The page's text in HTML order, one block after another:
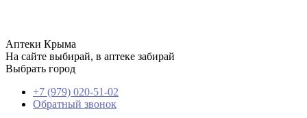
Аптеки Крыма
На сайте выбирай, в аптеке забирай
Выбрать город
+7 (979) 020-51-02
Обратный звонок